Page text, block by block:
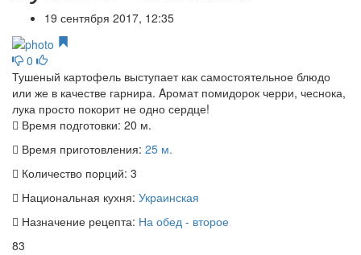
19 сентября 2017, 12:35
0
Тушеный картофель выступает как самостоятельное блюдо
или же в качестве гарнира. Aромат помидорок черри, чеснока,
лука просто покорит не одно сердце!
Время подготовки: 20 м.
Время приготовления: 25 м.
Количество порций: 3
Национальная кухня: Украинская
Назначение рецепта: На обед - второе
83